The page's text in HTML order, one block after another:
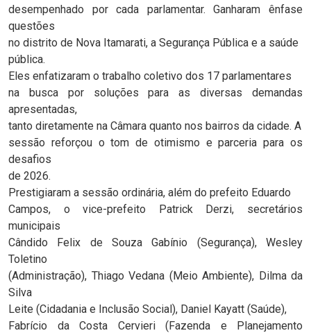
desempenhado por cada parlamentar. Ganharam ênfase
questões
no distrito de Nova Itamarati, a Segurança Pública e a saúde
pública.
Eles enfatizaram o trabalho coletivo dos 17 parlamentares
na busca por soluções para as diversas demandas
apresentadas,
tanto diretamente na Câmara quanto nos bairros da cidade. A
sessão reforçou o tom de otimismo e parceria para os
desafios
de 2026.
Prestigiaram a sessão ordinária, além do prefeito Eduardo
Campos, o vice-prefeito Patrick Derzi, secretários
municipais
Cândido Felix de Souza Gabínio (Segurança), Wesley
Toletino
(Administração), Thiago Vedana (Meio Ambiente), Dilma da
Silva
Leite (Cidadania e Inclusão Social), Daniel Kayatt (Saúde),
Fabrício da Costa Cervieri (Fazenda e Planejamento